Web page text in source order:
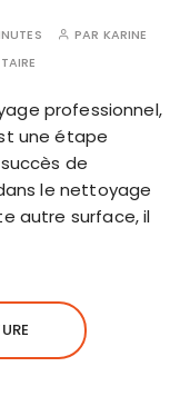
PAR KARINE
professionnel,
une étape
de
le nettoyage
autre surface, il